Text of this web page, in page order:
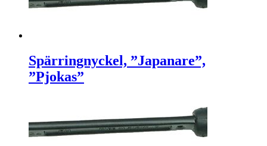
Spärringnyckel, ”Japanare”,
”Pjokas”